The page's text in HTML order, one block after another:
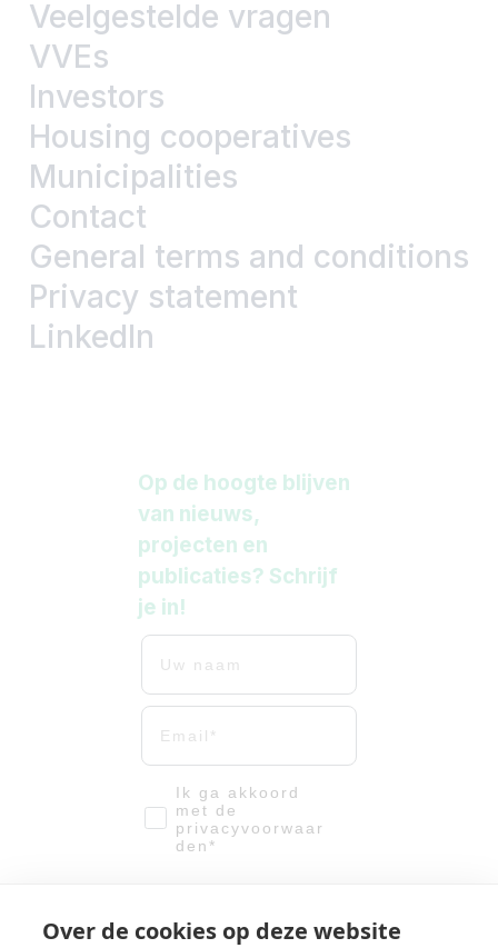
Veelgestelde vragen
VVEs
Investors
Housing cooperatives
Municipalities
Contact
General terms and conditions
Privacy statement
LinkedIn
Op de hoogte blijven
van nieuws,
projecten en
publicaties? Schrijf
je in!
Uw naam
Uw mailadres
email-vinkje
Ik ga akkoord
met de
privacyvoorwaar
den*
Over de cookies op deze website